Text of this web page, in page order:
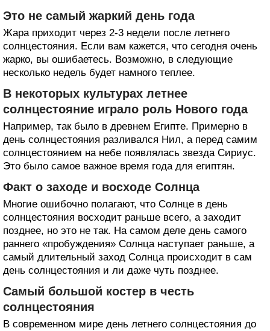
Это не самый жаркий день года
Жара приходит через 2-3 недели после летнего
солнцестояния. Если вам кажется, что сегодня очень
жарко, вы ошибаетесь. Возможно, в следующие
несколько недель будет намного теплее.
В некоторых культурах летнее
солнцестояние играло роль Нового года
Например, так было в древнем Египте. Примерно в
день солнцестояния разливался Нил, а перед самим
солнцестоянием на небе появлялась звезда Сириус.
Это было самое важное время года для египтян.
Факт о заходе и восходе Солнца
Многие ошибочно полагают, что Солнце в день
солнцестояния восходит раньше всего, а заходит
позднее, но это не так. На самом деле день самого
раннего «пробуждения» Солнца наступает раньше, а
самый длительный заход Солнца происходит в сам
день солнцестояния и ли даже чуть позднее.
Самый большой костер в честь
солнцестояния
В современном мире день летнего солнцестояния до